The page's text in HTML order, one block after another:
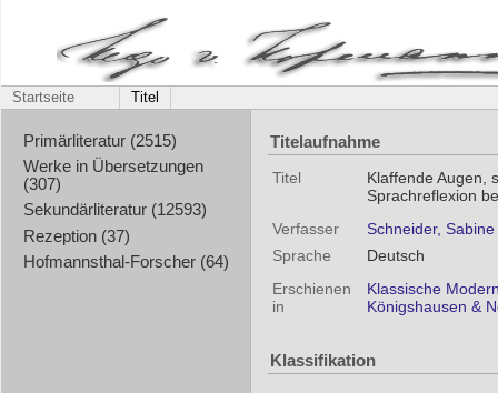
Startseite Titel
Primärliteratur (2515)
Werke in Übersetzungen
(307)
Sekundärliteratur (12593)
Rezeption (37)
Hofmannsthal-Forscher (64)
Titelaufnahme
Titel
Klaffende Augen,
Sprachreflexion
Verfasser
Schneider, Sabine
Sprache
Deutsch
Erschienen
in
Klassische
Königshausen &
Klassifikation